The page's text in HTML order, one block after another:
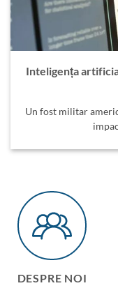
Inteligența
Un fost militar
DESPRE NOI